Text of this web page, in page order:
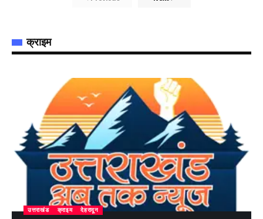
क्राइम
उत्तराखंड क्राइम देहरादून